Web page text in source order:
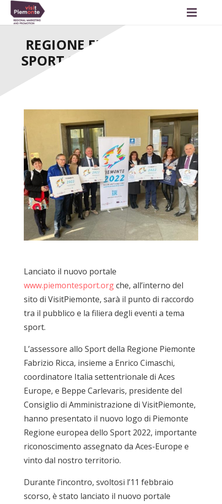
REGIONE EUROPEA DELLO
SPORT 2022, ECCO IL LOGO
Lanciato il nuovo portale
www.piemontesport.orgche, all’interno del
sito di VisitPiemonte, sarà il punto di raccordo
tra il pubblico e la filiera degli eventi a tema
sport.
L’assessore allo Sport della Regione Piemonte
Fabrizio Ricca, insieme a Enrico Cimaschi,
coordinatore Italia settentrionale di Aces
Europe, e Beppe Carlevaris, presidente del
Consiglio di Amministrazione di VisitPiemonte,
hanno presentato il nuovo logo di Piemonte
Regione europea dello Sport 2022, importante
riconoscimento assegnato da Aces-Europe e
vinto dal nostro territorio.
Durante l’incontro, svoltosi l’11 febbraio
scorso, è stato lanciato il nuovo portale